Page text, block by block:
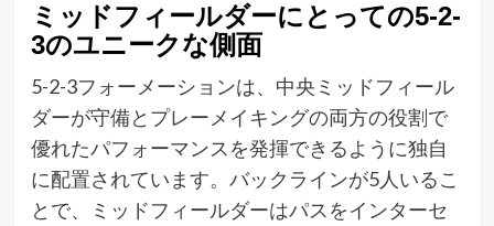
ミッドフィールダーにとっての5-2-
3のユニークな側面
5-2-3フォーメーションは、中央ミッドフィール
ダーが守備とプレーメイキングの両方の役割で
優れたパフォーマンスを発揮できるように独自
に配置されています。バックラインが5人いるこ
とで、ミッドフィールダーはパスをインターセ